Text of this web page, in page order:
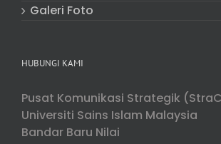
Galeri Foto
HUBUNGI KAMI
Pusat Komunikasi Strategik
Universiti Sains Islam Malaysia
Bandar Baru Nilai